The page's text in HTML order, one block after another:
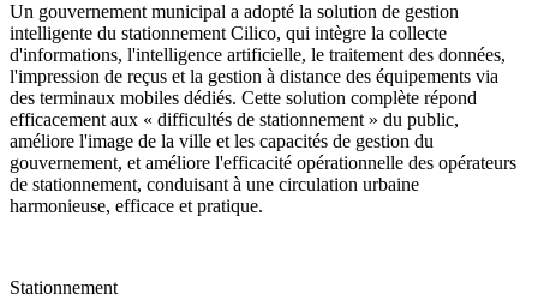
Un gouvernement municipal a adopté la solution de gestion
intelligente du stationnement Cilico, qui intègre la collecte
d'informations, l'intelligence artificielle, le traitement des données,
l'impression de reçus et la gestion à distance des équipements via
des terminaux mobiles dédiés. Cette solution complète répond
efficacement aux « difficultés de stationnement » du public,
améliore l'image de la ville et les capacités de gestion du
gouvernement, et améliore l'efficacité opérationnelle des opérateurs
de stationnement, conduisant à une circulation urbaine
harmonieuse, efficace et pratique.
Stationnement